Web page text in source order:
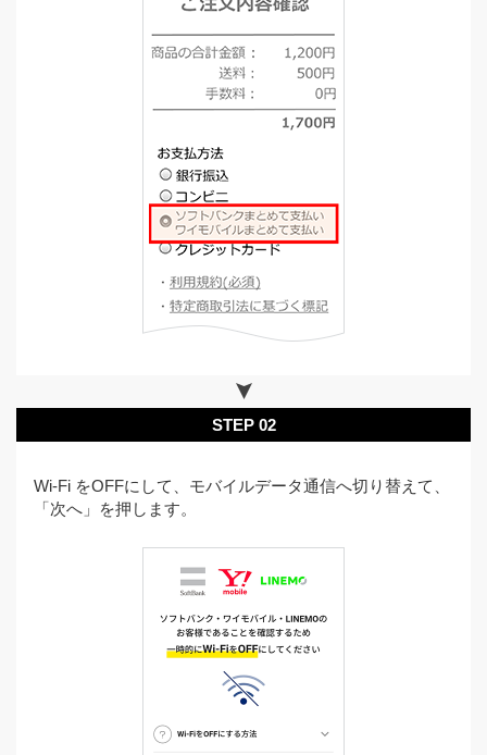
STEP 02
Wi-Fi をOFFにして、モバイルデータ通信へ切り替えて、
「次へ」を押します。